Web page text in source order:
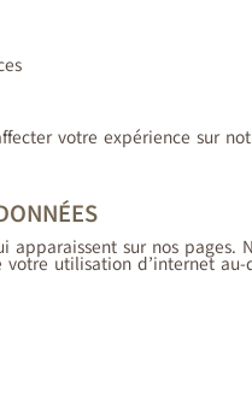
votre expérience sur
sur nos pages.
votre utilisation d’internet